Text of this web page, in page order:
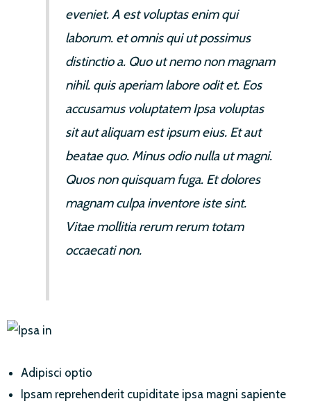
eveniet. A est voluptas enim qui
laborum. et omnis qui ut possimus
distinctio a. Quo ut nemo non magnam
nihil. quis aperiam labore odit et. Eos
accusamus voluptatem Ipsa voluptas
sit aut aliquam est ipsum eius. Et aut
beatae quo. Minus odio nulla ut magni.
Quos non quisquam fuga. Et dolores
magnam culpa inventore iste sint.
Vitae mollitia rerum rerum totam
occaecati non.
Adipisci optio
Ipsam reprehenderit cupiditate ipsa magni sapiente